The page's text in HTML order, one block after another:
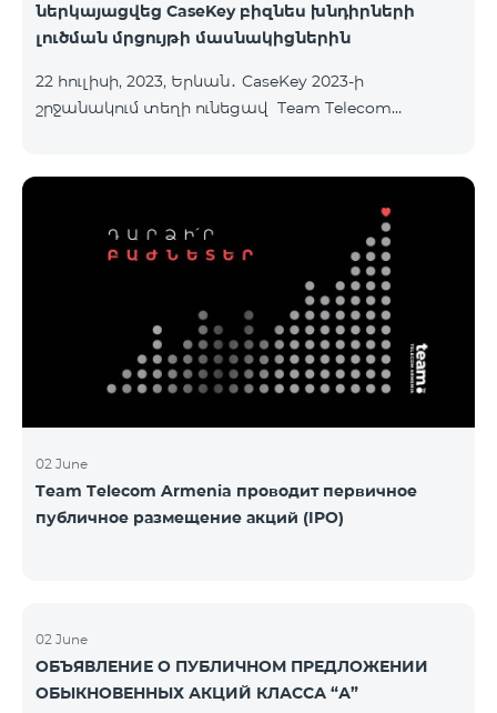
ներկայացվեց CaseKey բիզնես խնդիրների
լուծման մրցույթի մասնակիցներին
22 հուլիսի, 2023, Երևան․ CaseKey 2023-ի
շրջանակում տեղի ունեցավ Team Telecom
երիտասարդներ ծանոթացան առաջնային
հրապարակային տեղաբաշխման բոլոր
մանրամասներին ու թիմերին տրամադրվեց
ընկերության զարգացման ռազմավարական
խնդիրը։ Լուծումներ առաջարկելու համար թիմերն
ունենալու են ընդամենը 72 ժամ։ Հաջողություն
մաղթելով մրցույթի մասնակիցներին Team
Telecom Armenia-ի գլխավոր տնօրեն Հայկ
Եսայանը նշեց, որ
02 June
Team Telecom Armenia проводит первичное
публичное размещение акций (IPO)
02 June
ОБЪЯВЛЕНИЕ О ПУБЛИЧНОМ ПРЕДЛОЖЕНИИ
ОБЫКНОВЕННЫХ АКЦИЙ КЛАССА “А”